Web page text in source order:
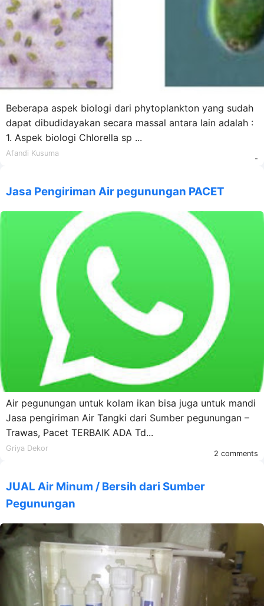
Beberapa aspek biologi dari phytoplankton yang sudah
dapat dibudidayakan secara massal antara lain adalah :
1. Aspek biologi Chlorella sp ...
Afandi Kusuma
-
Jasa Pengiriman Air pegunungan PACET
Air pegunungan untuk kolam ikan bisa juga untuk mandi
Jasa pengiriman Air Tangki dari Sumber pegunungan –
Trawas, Pacet TERBAIK ADA Td...
Griya Dekor
2 comments
JUAL Air Minum / Bersih dari Sumber
Pegunungan